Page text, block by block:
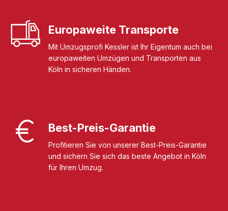
Europaweite Transporte
Mit Umzugsprofi Kessler ist Ihr Eigentum auch bei
europaweiten Umzügen und Transporten aus
Köln in sicheren Händen.
Best-Preis-Garantie
Profitieren Sie von unserer Best-Preis-Garantie
und sichern Sie sich das beste Angebot in Köln
für Ihren Umzug.